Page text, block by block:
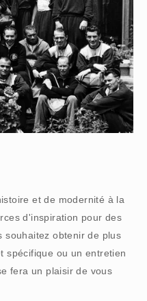
et de modernité à la
d'inspiration pour des
souhaitez obtenir de plus
spécifique ou un entretien
fera un plaisir de vous